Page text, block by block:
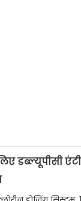
डब्ल्यूपीसी